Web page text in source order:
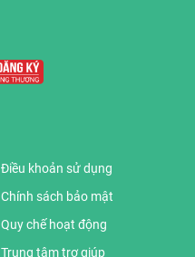
Điều khoản sử dụng
Chính sách bảo mật
Quy chế hoạt động
Trung tâm trợ giúp